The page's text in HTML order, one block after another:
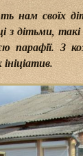
нам своїх
дітьми,
парафії.